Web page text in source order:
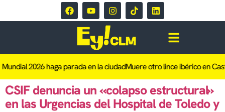
2026 haga parada en la ciudadMuere otro lince ibérico en
CSIF denuncia un «colapso estructural»
en las Urgencias del Hospital de Toledo y